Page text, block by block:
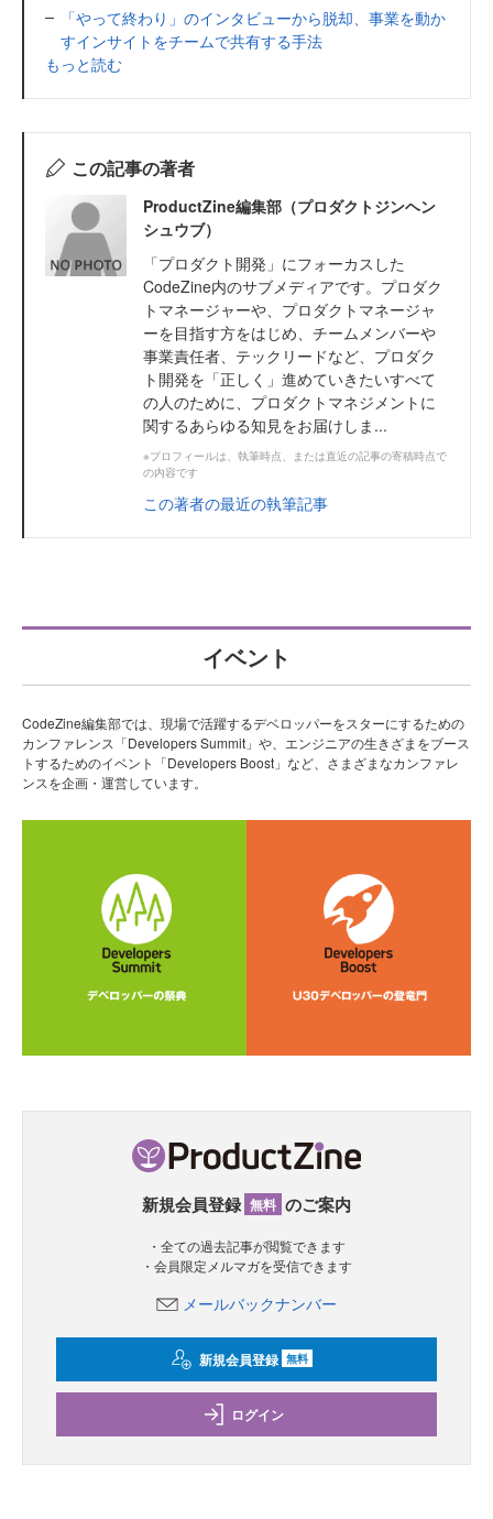
「やって終わり」のインタビューから脱却、事業を動か
すインサイトをチームで共有する手法
もっと読む
この記事の著者
ProductZine編集部（プロダクトジンヘン
シュウブ）
「プロダクト開発」にフォーカスした
CodeZine内のサブメディアです。プロダク
トマネージャーや、プロダクトマネージャ
ーを目指す方をはじめ、チームメンバーや
事業責任者、テックリードなど、プロダク
ト開発を「正しく」進めていきたいすべて
の人のために、プロダクトマネジメントに
関するあらゆる知見をお届けしま...
※プロフィールは、執筆時点、または直近の記事の寄稿時点で
の内容です
この著者の最近の執筆記事
イベント
CodeZine編集部では、現場で活躍するデベロッパーをスターにするための
カンファレンス「Developers Summit」や、エンジニアの生きざまをブース
トするためのイベント「Developers Boost」など、さまざまなカンファレ
ンスを企画・運営しています。
新規会員登録 無料 のご案内
・全ての過去記事が閲覧できます
・会員限定メルマガを受信できます
メールバックナンバー
新規会員登録 無料
ログイン